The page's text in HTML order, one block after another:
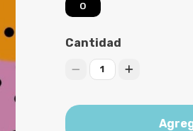
O
Cantidad
1